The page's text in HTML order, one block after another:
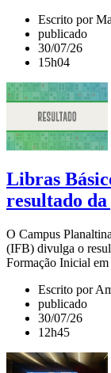
Escrito por
publicado
30/07/26
15h04
Libras
resultado
O Campus
(IFB) divulga o
Formação Inicial
Escrito por
publicado
30/07/26
12h45